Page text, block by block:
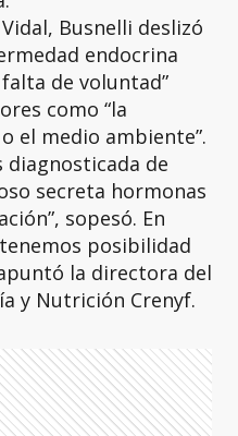
Busnelli deslizó
endocrina
de voluntad”
como “la
el medio ambiente”.
diagnosticada de
secreta hormonas
sopesó. En
posibilidad
la directora del
y Nutrición Crenyf.